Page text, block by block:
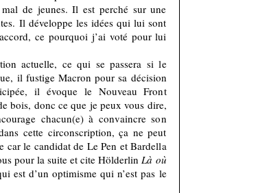
de jeunes. Il est perché sur une
Il développe les idées qui lui sont
ce pourquoi j’ai voté pour lui
actuelle, ce qui se passera si le
il fustige Macron pour sa décision
il évoque le Nouveau Front
bois, donc ce que je peux vous dire,
chacun(e) à convaincre son
cette circonscription, ça ne peut
car le candidat de Le Pen et Bardella
pour la suite et cite HölderlinLà où
est d’un optimisme qui n’est pas le